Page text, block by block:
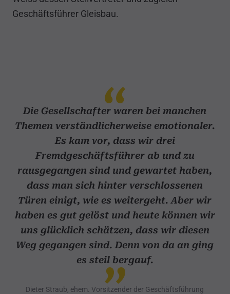
Geschäftsführer Gleisbau.
Die Gesellschafter waren bei manchen
Themen verständlicherweise emotionaler.
Es kam vor, dass wir drei
Fremdgeschäftsführer ab und zu
rausgegangen sind und gewartet haben,
dass man sich hinter verschlossenen
Türen einigt, wie es weitergeht. Aber wir
haben es gut gelöst und heute können wir
uns glücklich schätzen, dass wir diesen
Weg gegangen sind. Denn von da an ging
es steil bergauf.
Dieter Straub, ehem. Vorsitzender der Geschäftsführung